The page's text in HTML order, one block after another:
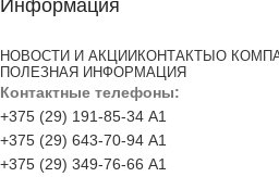
Информация
НОВОСТИ И АКЦИИ КОНТАКТЫ О
ПОЛЕЗНАЯ ИНФОРМАЦИЯ
Контактные телефоны:
+375 (29) 191-85-34 А1
+375 (29) 643-70-94 А1
+375 (29) 349-76-66 А1